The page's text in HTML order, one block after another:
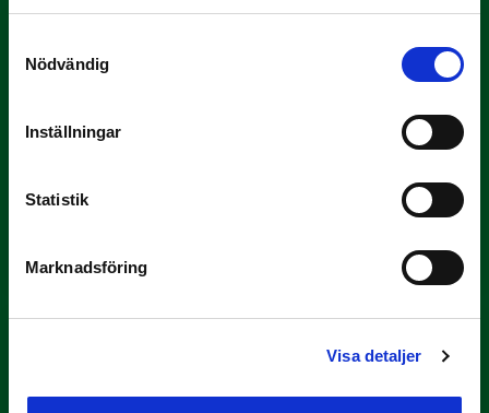
Nödvändig
Inställningar
Statistik
Marknadsföring
Visa detaljer
3 JULI